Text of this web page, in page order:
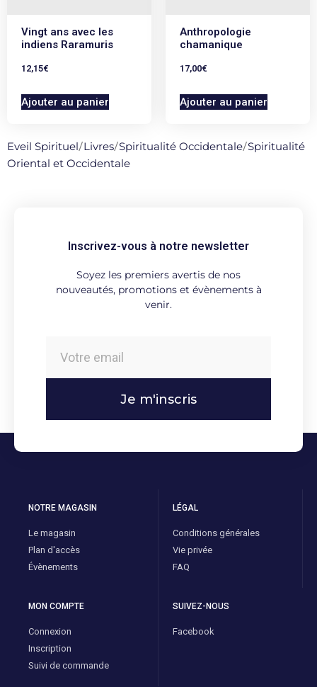
Vingt ans avec les
indiens Raramuris
12,15€
Ajouter au panier
Anthropologie
chamanique
17,00€
Ajouter au panier
Eveil Spirituel/Livres/Spiritualité Occidentale/Spiritualité
Oriental et Occidentale
Inscrivez-vous à notre newsletter
Soyez les premiers avertis de nos
nouveautés, promotions et évènements à
venir.
Je m'inscris
NOTRE MAGASIN
Le magasin
Plan d'accès
Évènements
LÉGAL
Conditions générales
Vie privée
FAQ
MON COMPTE
Connexion
Inscription
Suivi de commande
SUIVEZ-NOUS
Facebook